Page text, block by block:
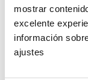
mostrar
excelente
información
ajustes